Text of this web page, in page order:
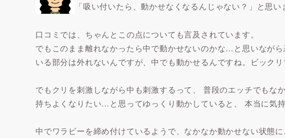
「吸い付いたら、動かせなくなるんじゃない？」と思い
口コミでは、ちゃんとこの点についても言及されています。
でもこのまま離れなかったら中で動かせないのかな…と思いなが
いる部分は外れないんですが、中でも動かせるんですね。ビックリ
でもクリを刺激しながら中も刺激するって、 普段のエッチでも
持ちよくなりたい…と思ってゆっくり動かしていると、 本当に気
中でワラビーを締め付けているようで、なかなか動かせない状態